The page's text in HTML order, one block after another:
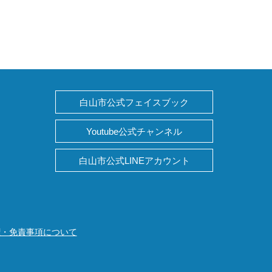
白山市公式フェイスブック
Youtube公式チャンネル
白山市公式LINEアカウント
免責事項について